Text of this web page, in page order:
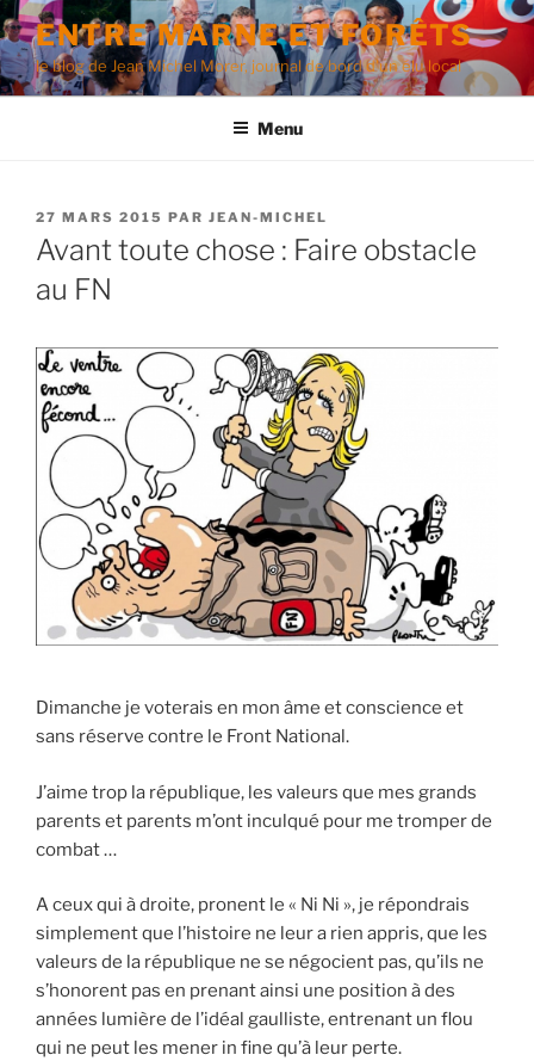
Aller
au
contenu
principal
ENTRE MARNE ET FORÊTS
le blog de Jean Michel Morer, journal de bord d'un élu local
Menu
PUBLIÉ
LE
27 MARS 2015 PAR JEAN-MICHEL
Avant toute chose : Faire obstacle
au FN
Dimanche je voterais en mon âme et conscience et
sans réserve contre le Front National.
J’aime trop la république, les valeurs que mes grands
parents et parents m’ont inculqué pour me tromper de
combat …
A ceux qui à droite, pronent le « Ni Ni », je répondrais
simplement que l’histoire ne leur a rien appris, que les
valeurs de la république ne se négocient pas, qu’ils ne
s’honorent pas en prenant ainsi une position à des
années lumière de l’idéal gaulliste, entrenant un flou
qui ne peut les mener in fine qu’à leur perte.